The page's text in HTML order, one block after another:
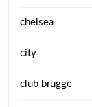
chelsea
city
club brugge